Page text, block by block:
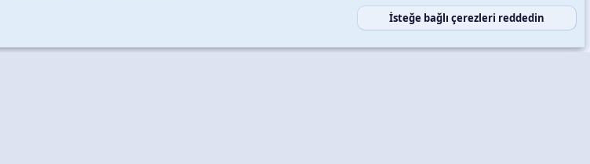
İsteğe bağlı çerezleri reddedin